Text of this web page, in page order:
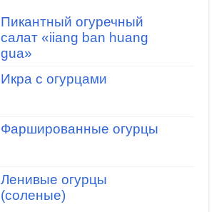
Пикантный огуречный
салат «iiang ban huang
gua»
Икра с огурцами
Фаршированные огурцы
Ленивые огурцы
(соленые)